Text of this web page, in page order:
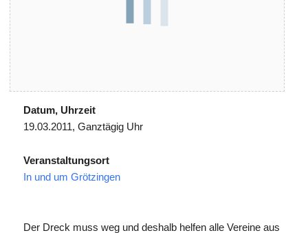
Datum, Uhrzeit
19.03.2011, Ganztägig Uhr
Veranstaltungsort
In und um Grötzingen
Der Dreck muss weg und deshalb helfen alle Vereine aus